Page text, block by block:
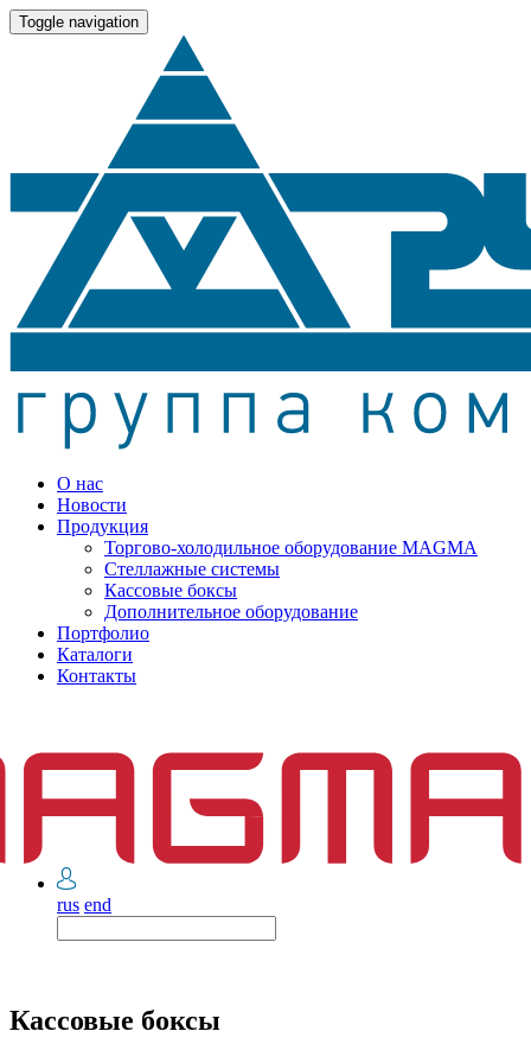
Toggle navigation
О нас
Новости
Продукция
Торгово-холодильное оборудование MAGMA
Стеллажные системы
Кассовые боксы
Дополнительное оборудование
Портфолио
Каталоги
Контакты
rus end
Кассовые боксы